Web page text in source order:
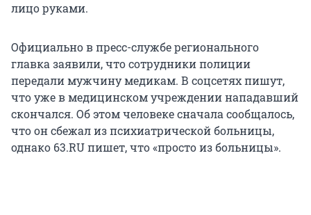
лицо руками.
Официально в пресс-службе регионального
главка заявили, что сотрудники полиции
передали мужчину медикам. В соцсетях пишут,
что уже в медицинском учреждении нападавший
скончался. Об этом человеке сначала сообщалось,
что он сбежал из психиатрической больницы,
однако 63.RU пишет, что «просто из больницы».